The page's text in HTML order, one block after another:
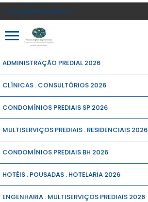
contato@pacotedigital.com
ADMINISTRAÇÃO PREDIAL 2026
CLÍNICAS . CONSULTÓRIOS 2026
CONDOMÍNIOS PREDIAIS SP 2026
MULTISERVIÇOS PREDIAIS . RESIDENCIAIS 2026
CONDOMÍNIOS PREDIAIS BH 2026
HOTÉIS . POUSADAS . HOTELARIA 2026
ENGENHARIA . MULTISERVIÇOS PREDIAIS 2026